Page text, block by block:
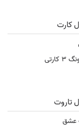
کارت
تاروت
عشق